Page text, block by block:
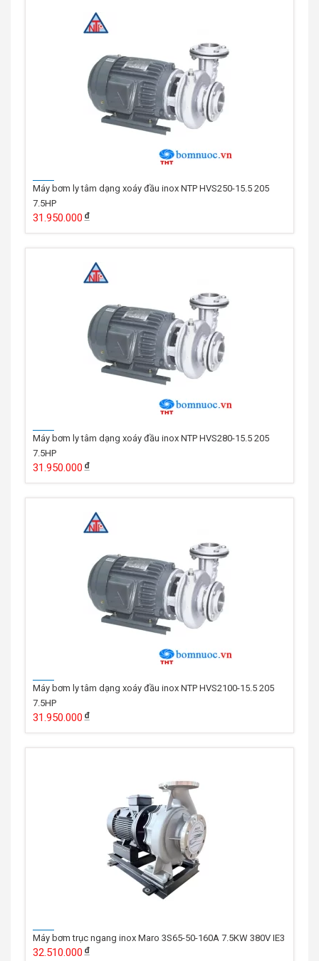
Máy bơm ly tâm dạng xoáy đầu inox NTP HVS250-15.5 205
7.5HP
31.950.000
Máy bơm ly tâm dạng xoáy đầu inox NTP HVS280-15.5 205
7.5HP
31.950.000
Máy bơm ly tâm dạng xoáy đầu inox NTP HVS2100-15.5 205
7.5HP
31.950.000
Máy bơm trục ngang inox Maro 3S65-50-160A 7.5KW 380V IE3
32.510.000